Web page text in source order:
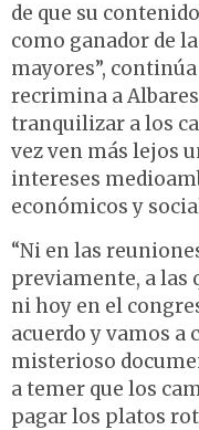
de que su
como ganador de
mayores”,
recrimina a
tranquilizar a los
vez ven más lejos
intereses
económicos y
“Ni en las
previamente, a las
ni hoy en el
acuerdo y vamos
misterioso
a temer que los
pagar los platos